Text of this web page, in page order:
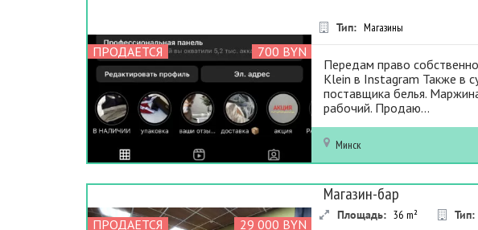
ПРОДАЕТСЯ 700 BYN
Тип: Магазины
Передам право
Klein в Instagram Также в
поставщика белья.
рабочий. Продаю...
Минск
ПРОДАЕТСЯ 29 000 BYN
Магазин-бар
Площадь: 36 m² Тип: